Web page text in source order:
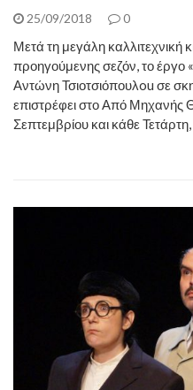
25/09/2018 0
Μετά τη μεγάλη καλλιτεχνική
προηγούμενης σεζόν, το
Αντώνη Τσιοτσιόπουλou σε
επιστρέφει στο Από Μηχανής
Σεπτεμβρίου και κάθε